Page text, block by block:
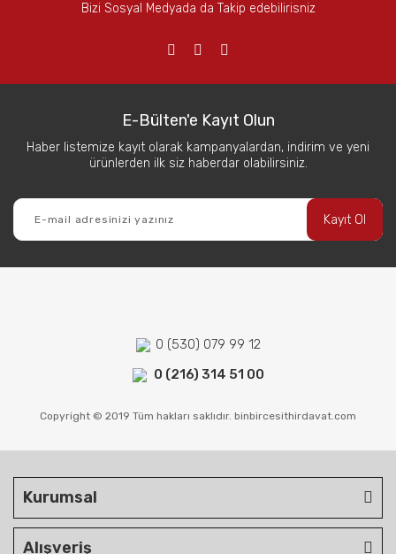
Bizi Sosyal Medyada da Takip edebilirisniz
E-Bülten'e Kayıt Olun
Haber listemize kayıt olarak kampanyalardan, indirim ve yeni
ürünlerden ilk siz haberdar olabilirsiniz.
Kayıt Ol
0 (530) 079 99 12
0 (216) 314 51 00
Copyright © 2019 Tüm hakları saklıdır. binbircesithirdavat.com
Kurumsal
Alışveriş